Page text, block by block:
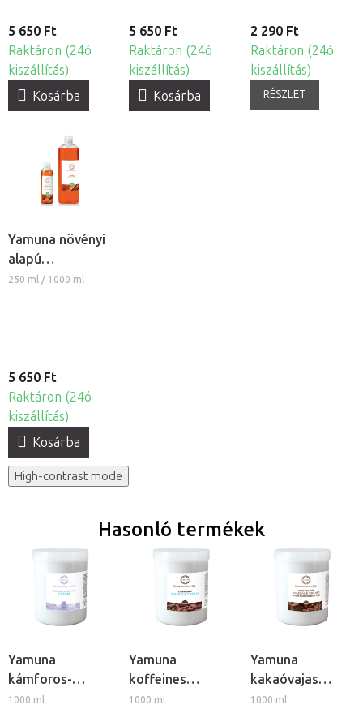
5 650 Ft
Raktáron (24ó
kiszállítás)
Kosárba
5 650 Ft
Raktáron (24ó
kiszállítás)
Kosárba
2 290 Ft
Raktáron (24ó
kiszállítás)
RÉSZLET
Yamuna növényi
alapú
masszázsolaj -
250 ml / 1000 ml
5 650 Ft
Raktáron (24ó
kiszállítás)
Kosárba
High-contrast mode
Hasonló termékek
Yamuna
kámforos-
mentolos
1000 ml
Yamuna
koffeines
masszázskrém
1000 ml
Yamuna
kakaóvajas
csokiálom
1000 ml